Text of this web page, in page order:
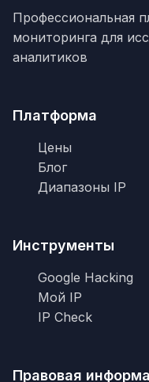
Профессиональная
мониторинга для
аналитиков
Платформа
Цены
Блог
Диапазоны IP
Инструменты
Google Hacking
Мой IP
IP Check
Правовая